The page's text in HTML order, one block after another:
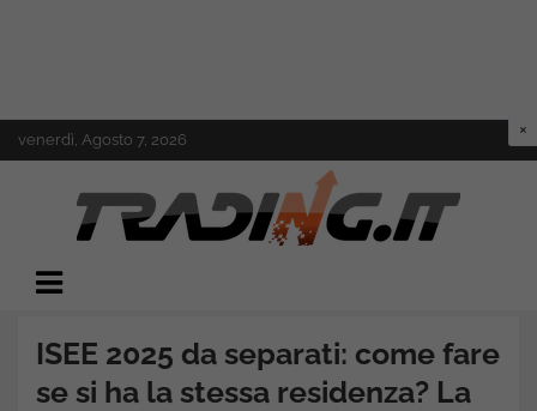
to
venerdì, Agosto 7, 2026
Trading.it
ISEE 2025 da separati: come fare
se si ha la stessa residenza? La